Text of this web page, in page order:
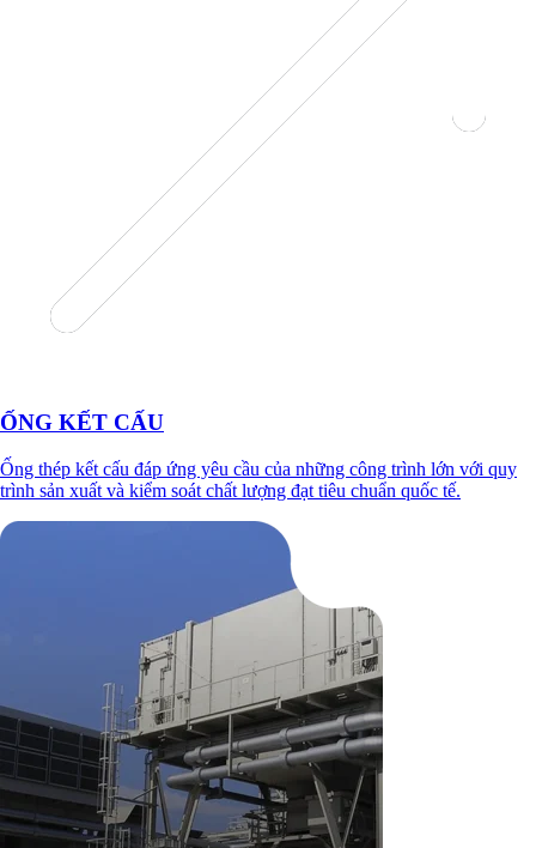
ỐNG KẾT CẤU
Ống thép kết cấu đáp ứng yêu cầu của những công trình lớn với quy
trình sản xuất và kiểm soát chất lượng đạt tiêu chuẩn quốc tế.